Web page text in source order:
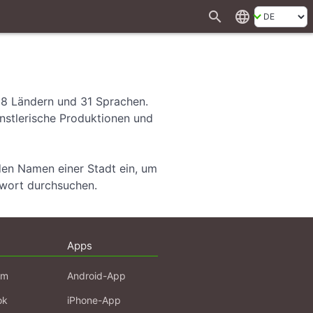
search language
Ländern und 31 Sprachen.
Produktionen und
Namen einer Stadt ein, um
durchsuchen.
Apps
Android-App
iPhone-App